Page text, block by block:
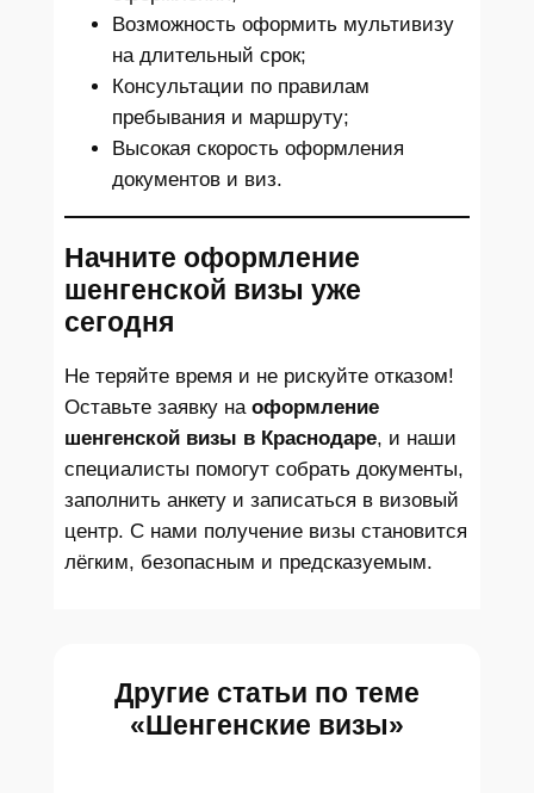
Возможность оформить мультивизу
на длительный срок;
Консультации по правилам
пребывания и маршруту;
Высокая скорость оформления
документов и виз.
Начните оформление
шенгенской визы уже
сегодня
Не теряйте время и не рискуйте отказом!
Оставьте заявку на оформление
шенгенской визы в Краснодаре, и наши
специалисты помогут собрать документы,
заполнить анкету и записаться в визовый
центр. С нами получение визы становится
лёгким, безопасным и предсказуемым.
Другие статьи по теме
«Шенгенские визы»